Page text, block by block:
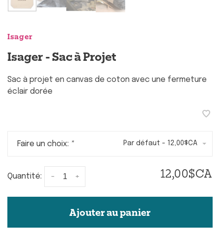
Isager
Isager - Sac à Projet
Sac à projet en canvas de coton avec une fermeture
éclair dorée
Faire un choix: * Par défaut - 12,00$CA
Quantité: +
- 12,00$CA
Ajouter au panier